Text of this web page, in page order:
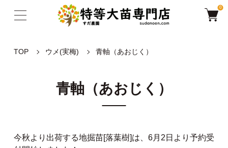
0
TOP ウメ(実梅) 青軸（あおじく）
青軸（あおじく）
今秋より出荷する地掘苗[落葉樹]は、6月2日より予約受